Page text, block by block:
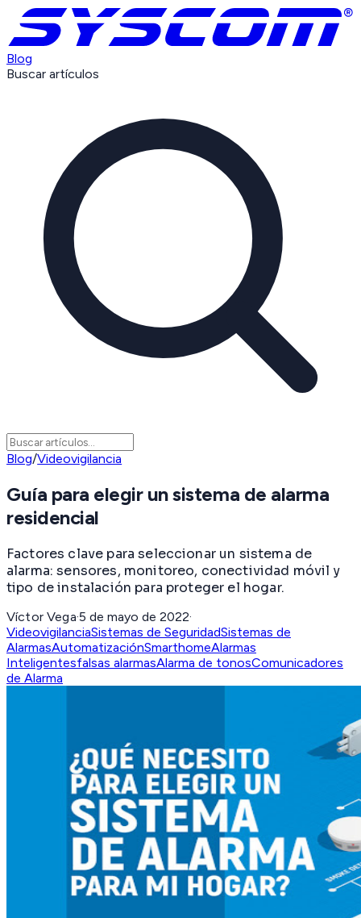
Blog
Buscar artículos
Blog/Videovigilancia
Guía para elegir un sistema de alarma
residencial
Factores clave para seleccionar un sistema de
alarma: sensores, monitoreo, conectividad móvil y
tipo de instalación para proteger el hogar.
Víctor Vega·5 de mayo de 2022·
VideovigilanciaSistemas de SeguridadSistemas de
AlarmasAutomatizaciónSmarthomeAlarmas
Inteligentesfalsas alarmasAlarma de tonosComunicadores
de Alarma